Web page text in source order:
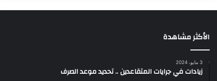
الأكثر مشاهدة
3 مايو، 2024
زيادات في جرايات المتقاعدين .. تحديد موعد الصرف